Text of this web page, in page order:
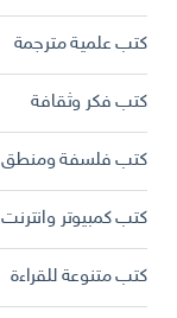
كتب علمية مترجمة
كتب فكر وثقافة
كتب فلسفة ومنطق
كتب كمبيوتر وانترنت
كتب متنوعة للقراءة